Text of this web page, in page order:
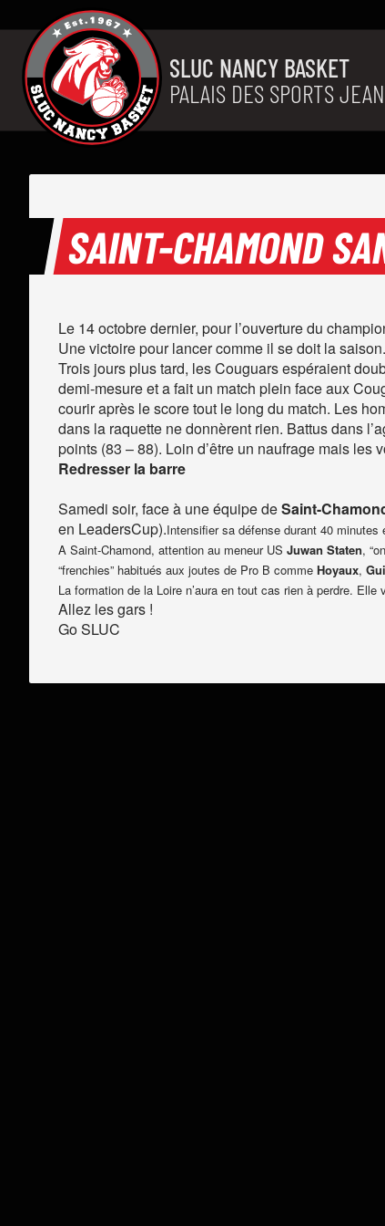
Aller au contenu
SLUC NANCY BASKET
PALAIS DES SPORTS
SAINT-CHAMOND
Le 14 octobre dernier, pour l’ouverture du
Une victoire pour lancer comme il se doit la saison.
Trois jours plus tard, les Couguars espéraient
demi-mesure et a fait un match plein face aux
courir après le score tout le long du match. Les
dans la raquette ne donnèrent rien. Battus dans
points (83 – 88). Loin d’être un naufrage mais les
Redresser la barre
Samedi soir, face à une équipe deSaint-
en LeadersCup).Intensifier sa défense durant 40 minutes
A Saint-Chamond, attention au meneur US Juwan Staten,
“frenchies” habitués aux joutes de Pro B comme Hoyaux,
La formation de la Loire n’aura en tout cas rien à perdre.
Allez les gars !
Go SLUC